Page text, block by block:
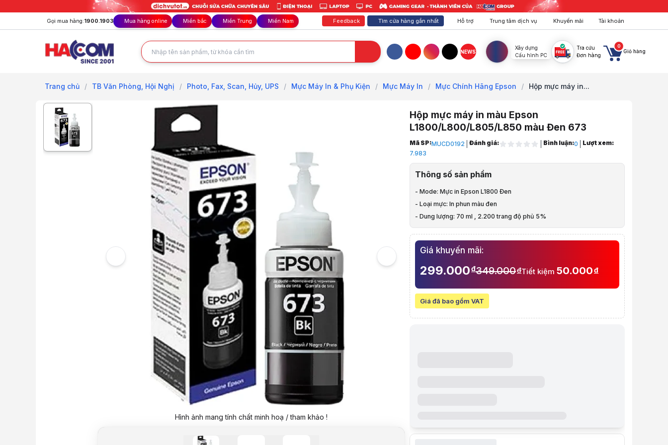
Gọi mua hàng:1900.1903 Mua hàng online Miền bắc Miền Trung Miền Nam Feedback Tìm cửa hàng gần nhất Hỗ trợ Trung tâm dịch vụ Khuyến mãi Tài khoản
FacebookYouTubeInstagram
TikTok
NEWS
Xây dựng
Cấu hình PC
Tra cứu
Đơn hàng
0
Giỏ hàng
Trang chủ / TB Văn Phòng, Hội Nghị / Photo, Fax, Scan, Hủy, UPS / Mực Máy In & Phụ Kiện / Mực Máy In / Mực Chính Hãng Epson / Hộp mực máy in...
Hình ảnh mang tính chất minh hoạ / tham khảo !
Hộp mực máy in màu Epson
L1800/L800/L805/L850 màu Đen 673
Trang chủ
1
TB Văn Phòng, Hội Nghị
Photo, Fax, Scan, Hủy, UPS
Mực Máy In
5
Mực Chính Hãng Epson
6
Mực in Epson 673 (Màu đen) (C13T673100) - dùng cho Máy in màu Epson L805,
7
Hình ảnh và video sản phẩm
Mực in Epson 673 (Màu đen) (C13T673100) - dùng cho Máy in màu Epson L805,
Giá niêm yết:349.000 VND
Giá mua online:299.000 VND
Giá mua trả góp (6 tháng):
Hãng sản xuất
Mã SP:MUCD0192 Đánh giá: Bình luận:0
Lượt xem:
7.983
Thông số sản phẩm
- Mode: Mực in Epson L1800 Đen
- Loại mực: In phun màu đen
- Dung lượng: 70 ml , 2.200 trang độ phủ 5%
Giá khuyến mãi:
299.000đ349.000đTiết kiệm 50.000đ
Giá đã bao gồm VAT